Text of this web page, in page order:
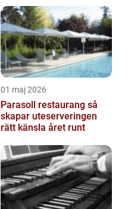
01 maj 2026
Parasoll restaurang så
skapar uteserveringen
rätt känsla året runt